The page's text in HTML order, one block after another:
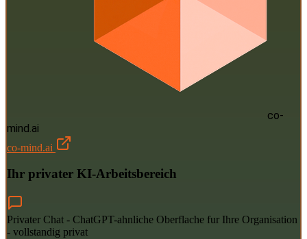
co-
mind.ai
co-mind.ai
Ihr privater KI-Arbeitsbereich
Privater Chat - ChatGPT-ahnliche Oberflache fur Ihre Organisation
- vollstandig privat